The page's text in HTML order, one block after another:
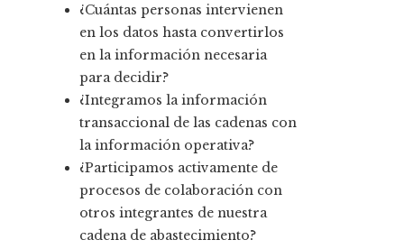
¿Cuántas personas intervienen
en los datos hasta convertirlos
en la información necesaria
para decidir?
¿Integramos la información
transaccional de las cadenas con
la información operativa?
¿Participamos activamente de
procesos de colaboración con
otros integrantes de nuestra
cadena de abastecimiento?